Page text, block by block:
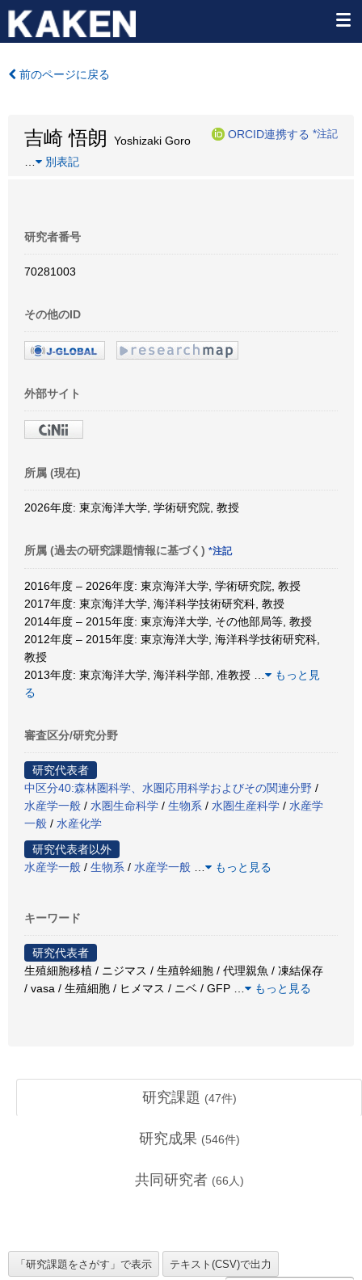
前のページに戻る
吉崎 悟朗 Yoshizaki Goro
ORCID連携する *注記
別表記
研究者番号
70281003
その他のID
外部サイト
所属 (現在)
2026年度: 東京海洋大学, 学術研究院, 教授
所属 (過去の研究課題情報に基づく) *注記
2016年度 – 2026年度: 東京海洋大学, 学術研究院, 教授
2017年度: 東京海洋大学, 海洋科学技術研究科, 教授
2014年度 – 2015年度: 東京海洋大学, その他部局等, 教授
2012年度 – 2015年度: 東京海洋大学, 海洋科学技術研究科,
教授
2013年度: 東京海洋大学, 海洋科学部, 准教授
もっと見
る
審査区分/研究分野
研究代表者
中区分40:森林圏科学、水圏応用科学およびその関連分野 /
水産学一般 / 水圏生命科学 / 生物系 / 水圏生産科学 / 水産学
一般 / 水産化学
研究代表者以外
水産学一般 / 生物系 / 水産学一般 もっと見る
キーワード
研究代表者
生殖細胞移植 / ニジマス / 生殖幹細胞 / 代理親魚 / 凍結保存
/ vasa / 生殖細胞 / ヒメマス / ニベ / GFP
もっと見る
研究課題 (47件)
研究成果 (546件)
共同研究者 (66 人)